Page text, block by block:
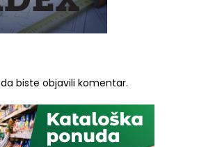
da biste objavili komentar.